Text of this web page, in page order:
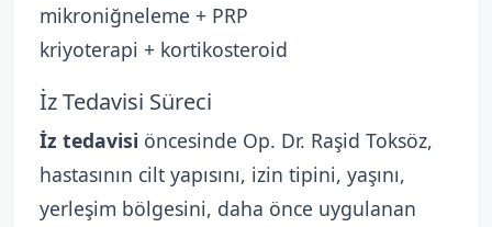
mikroniğneleme + PRP
kriyoterapi + kortikosteroid
İz Tedavisi Süreci
İz tedavisi öncesinde Op. Dr. Raşid Toksöz,
hastasının cilt yapısını, izin tipini, yaşını,
yerleşim bölgesini, daha önce uygulanan